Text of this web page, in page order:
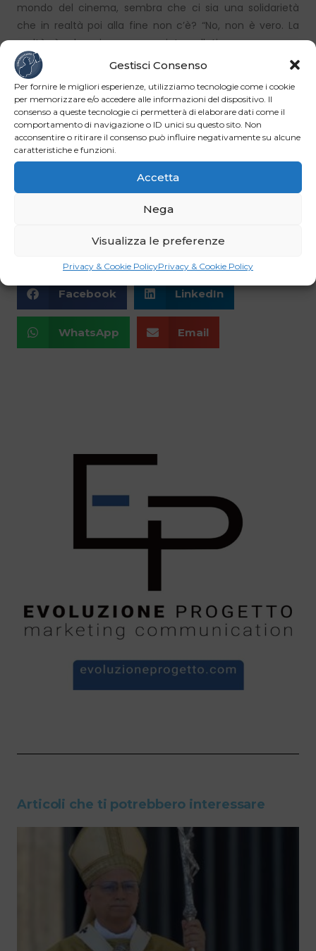
Gestisci Consenso
Per fornire le migliori esperienze, utilizziamo tecnologie come i cookie
per memorizzare e/o accedere alle informazioni del dispositivo. Il
consenso a queste tecnologie ci permetterà di elaborare dati come il
comportamento di navigazione o ID unici su questo sito. Non
acconsentire o ritirare il consenso può influire negativamente su alcune
caratteristiche e funzioni.
Accetta
Nega
Visualizza le preferenze
Privacy & Cookie PolicyPrivacy & Cookie Policy
mondo del cinema, sembra che ci sia una solidarietà
che in realtà poi alla fine non c’è? “No, non è vero. La
realtà è che siamo poco interpellati e non essere
interpellati non crea il confronto. Non esiste un dialogo
aperto con le istituzioni e le associazioni di categoria,
non siamo mai veramente tirati in ballo”.
Ha voglia di fare un’altra commedia? “Sì, anche se
concordo sul fatto che le commedie sono molto difficili
da scrivere, quindi magari faccio un’altra cosa prima.
Però mi piace l’idea di fare ridere anche con degli
comici”. E un secondo decollo alla regia ci sarà? “ Penso
Facebook LinkedIn
WhatsApp Email
Articoli che ti potrebbero interessare